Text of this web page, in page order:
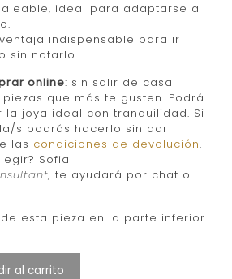
ideal para adaptarse a
indispensable para ir
sin notarlo.
online: sin salir de casa
que más te gusten. Podrá
joya ideal con tranquilidad. Si
s podrás hacerlo sin dar
las condiciones de devolución.
Sofia
te ayudará por chat o
esta pieza en la parte inferior
al carrito